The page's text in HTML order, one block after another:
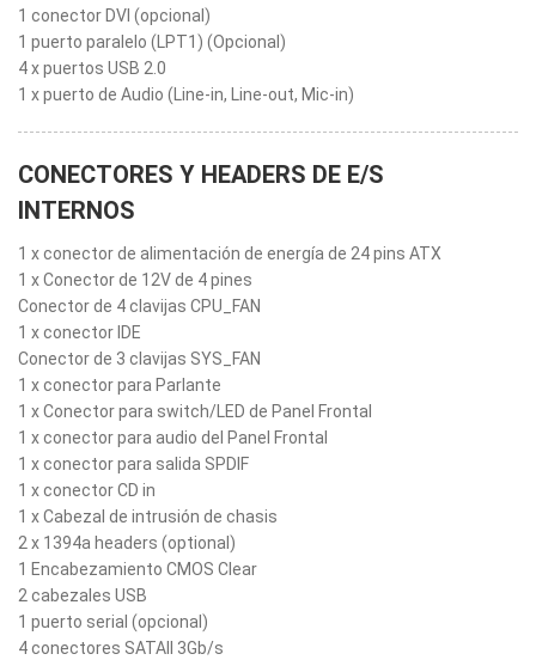
1 conector DVI (opcional)
1 puerto paralelo (LPT1) (Opcional)
4 x puertos USB 2.0
1 x puerto de Audio (Line-in, Line-out, Mic-in)
CONECTORES Y HEADERS DE E/S
INTERNOS
1 x conector de alimentación de energía de 24 pins ATX
1 x Conector de 12V de 4 pines
Conector de 4 clavijas CPU_FAN
1 x conector IDE
Conector de 3 clavijas SYS_FAN
1 x conector para Parlante
1 x Conector para switch/LED de Panel Frontal
1 x conector para audio del Panel Frontal
1 x conector para salida SPDIF
1 x conector CD in
1 x Cabezal de intrusión de chasis
2 x 1394a headers (optional)
1 Encabezamiento CMOS Clear
2 cabezales USB
1 puerto serial (opcional)
4 conectores SATAII 3Gb/s